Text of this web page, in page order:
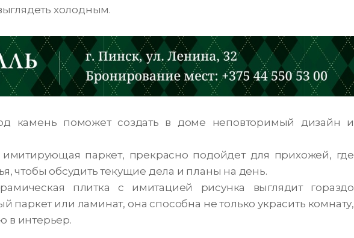
холодным.
камень поможет создать в доме неповторимый дизайн и
имитирующая паркет, прекрасно подойдет для прихожей, где
чтобы обсудить текущие дела и планы на день.
плитка с имитацией рисунка выглядит гораздо
паркет или ламинат, она способна не только украсить комнату,
в интерьер.